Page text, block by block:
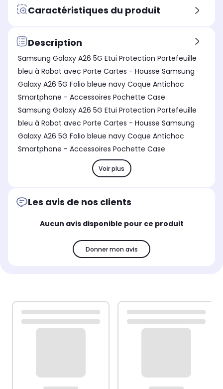
Caractéristiques du produit
Description
Samsung Galaxy A26 5G Etui Protection Portefeuille
bleu à Rabat avec Porte Cartes - Housse Samsung
Galaxy A26 5G Folio bleue navy Coque Antichoc
Smartphone - Accessoires Pochette Case
Samsung Galaxy A26 5G Etui Protection Portefeuille
bleu à Rabat avec Porte Cartes - Housse Samsung
Galaxy A26 5G Folio bleue navy Coque Antichoc
Smartphone - Accessoires Pochette Case
Voir plus
Les avis de nos clients
Aucun avis disponible pour ce produit
Donner mon avis